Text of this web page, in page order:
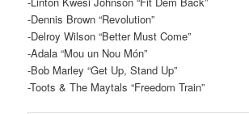
-Dennis Brown “Revolution”
-Delroy Wilson “Better Must Come”
-Adala “Mou un Nou Món”
-Bob Marley “Get Up, Stand Up”
-Toots & The Maytals “Freedom Train”